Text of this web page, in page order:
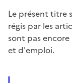
Le présent titre
régis par les
sont pas
et d'emploi.